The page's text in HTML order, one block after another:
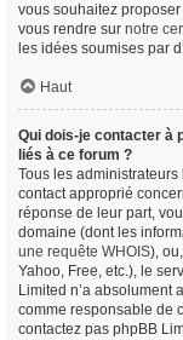
vous souhaitez
vous rendre sur notre
les idées soumises par
Haut
Qui dois-je contacter à
liés à ce forum ?
Tous les
contact approprié
réponse de leur part,
domaine (dont les
une requête WHOIS),
Yahoo, Free, etc.), le
Limited n’a absolument
comme responsable de
contactez pas phpBB